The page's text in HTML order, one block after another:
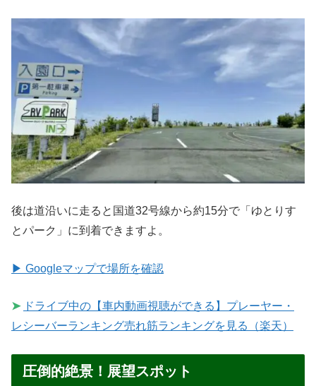
後は道沿いに走ると国道32号線から約15分で「ゆとりす
とパーク」に到着できますよ。
▶ Googleマップで場所を確認
➤ ドライブ中の【車内動画視聴ができる】プレーヤー・
レシーバーランキング売れ筋ランキングを見る（楽天）
圧倒的絶景！展望スポット